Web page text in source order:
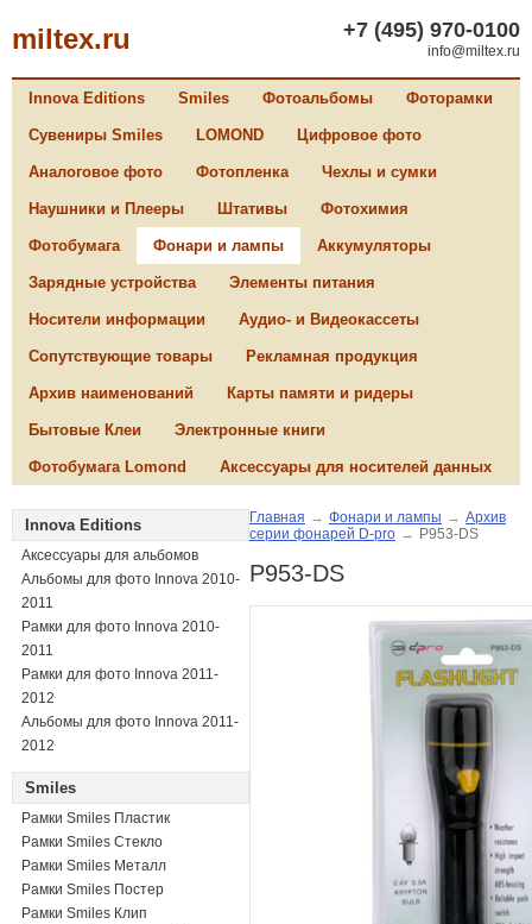
miltex.ru +7 (495) 970-0100
info@miltex.ru
Innova Editions Smiles Фотоальбомы Фоторамки
Сувениры Smiles LOMOND Цифровое фото
Аналоговое фото Фотопленка Чехлы и сумки
Наушники и Плееры Штативы Фотохимия
Фотобумага Фонари и лампы Аккумуляторы
Зарядные устройства Элементы питания
Носители информации Аудио- и Видеокассеты
Сопутствующие товары Рекламная продукция
Архив наименований Карты памяти и ридеры
Бытовые Клеи Электронные книги
Фотобумага Lomond Аксессуары для носителей данных
Innova Editions
Аксессуары для альбомов
Альбомы для фото Innova 2010-
2011
Рамки для фото Innova 2010-
2011
Рамки для фото Innova 2011-
2012
Альбомы для фото Innova 2011-
2012
Smiles
Рамки Smiles Пластик
Рамки Smiles Стекло
Рамки Smiles Металл
Рамки Smiles Постер
Рамки Smiles Клип
Главная → Фонари и лампы → Архив
серии фонарей D-pro → P953-DS
P953-DS